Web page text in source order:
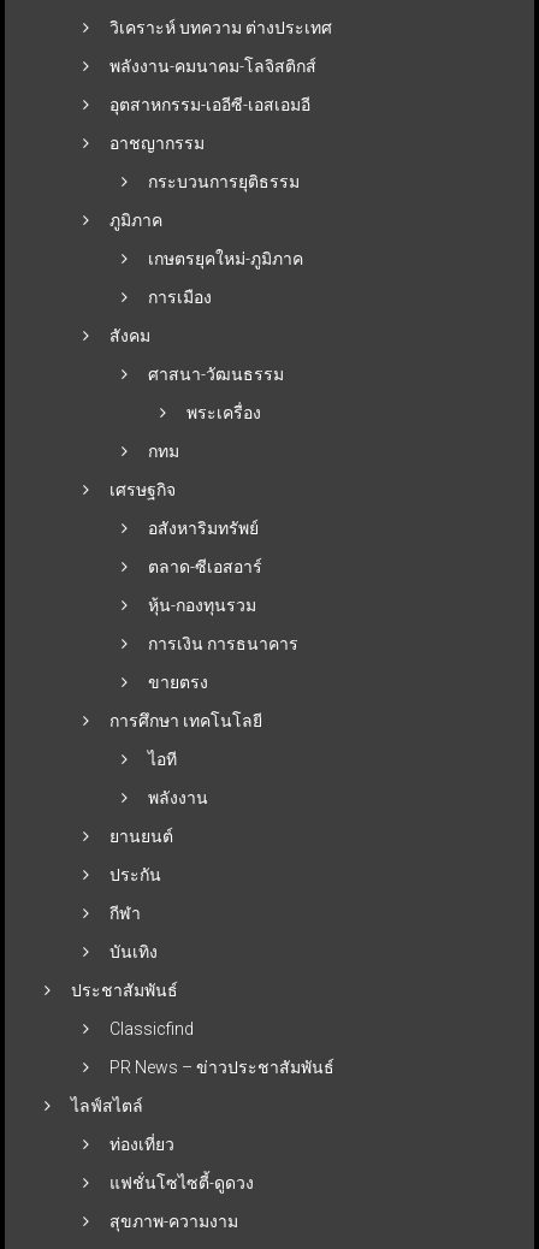
วิเคราะห์ บทความ ต่างประเทศ
พลังงาน-คมนาคม-โลจิสติกส์
อุตสาหกรรม-เออีซี-เอสเอมอี
อาชญากรรม
กระบวนการยุติธรรม
ภูมิภาค
เกษตรยุคใหม่-ภูมิภาค
การเมือง
สังคม
ศาสนา-วัฒนธรรม
พระเครื่อง
กทม
เศรษฐกิจ
อสังหาริมทรัพย์
ตลาด-ซีเอสอาร์
หุ้น-กองทุนรวม
การเงิน การธนาคาร
ขายตรง
การศึกษา เทคโนโลยี
ไอที
พลังงาน
ยานยนต์
ประกัน
กีฬา
บันเทิง
ประชาสัมพันธ์
Classicfind
PR News – ข่าวประชาสัมพันธ์
ไลฟ์สไตล์
ท่องเที่ยว
แฟชั่นโซไซตี้-ดูดวง
สุขภาพ-ความงาม